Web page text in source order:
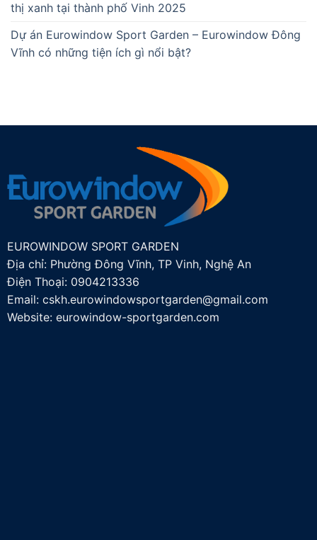
thị xanh tại thành phố Vinh 2025
Dự án Eurowindow Sport Garden – Eurowindow Đông
Vĩnh có những tiện ích gì nổi bật?
EUROWINDOW SPORT GARDEN
Địa chỉ: Phường Đông Vĩnh, TP Vinh, Nghệ An
Điện Thoại: 0904213336
Email: cskh.eurowindowsportgarden@gmail.com
Website: eurowindow-sportgarden.com